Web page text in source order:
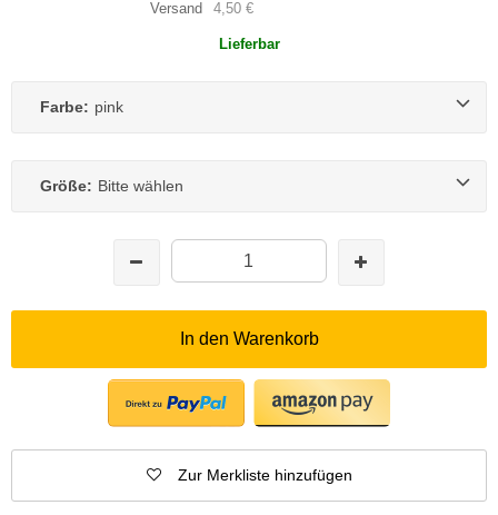
Versand 4,50 €
Lieferbar
Farbe: pink
Größe: Bitte wählen
In den Warenkorb
Zur Merkliste hinzufügen